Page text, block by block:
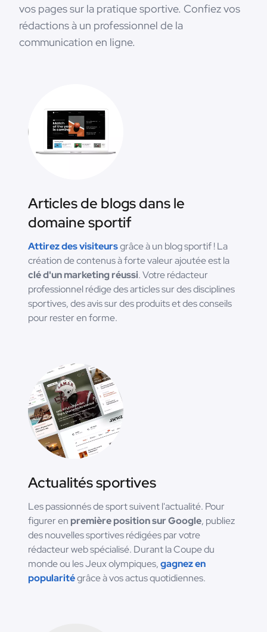
vos pages sur la pratique sportive. Confiez vos
rédactions à un professionnel de la
communication en ligne.
Articles de blogs dans le
domaine sportif
Attirez des visiteursgrâce à un blog sportif ! La
création de contenus à forte valeur ajoutée est la
clé d'un marketing réussi. Votre rédacteur
professionnel rédige des articles sur des disciplines
sportives, des avis sur des produits et des conseils
pour rester en forme.
Actualités sportives
Les passionnés de sport suivent l'actualité. Pour
figurer en première position sur Google, publiez
des nouvelles sportives rédigées par votre
rédacteur web spécialisé. Durant la Coupe du
monde ou les Jeux olympiques,gagnez en
popularitégrâce à vos actus quotidiennes.